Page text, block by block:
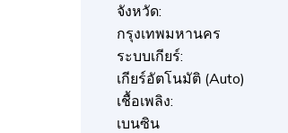
จังหวัด:
กรุงเทพมหานคร
ระบบเกียร์:
เกียร์อัตโนมัติ (Auto)
เชื้อเพลิง:
เบนซิน